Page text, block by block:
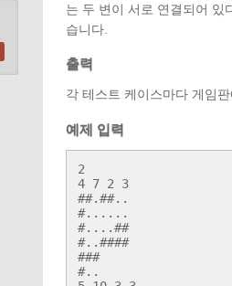
는 두 변이 서로 연결되어 있
습니다.
출력
각 테스트 케이스마다 게임
예제 입력
2
4 7 2 3
##.##..
#......
#....##
#..####
###
#..